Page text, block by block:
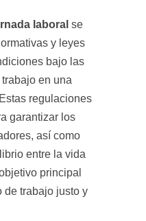
laboral se
y leyes
bajo las
en una
regulaciones
garantizar los
así como
entre la vida
principal
de trabajo justo y